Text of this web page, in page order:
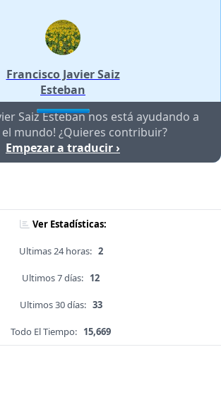
Francisco Javier Saiz
Esteban
Saiz Esteban nos está ayudando a
mundo! ¿Quieres contribuir?
Empezar a traducir ›
Ver Estadísticas:
Ultimas 24 horas: 2
Ultimos 7 días: 12
Ultimos 30 días: 33
Todo El Tiempo: 15,669